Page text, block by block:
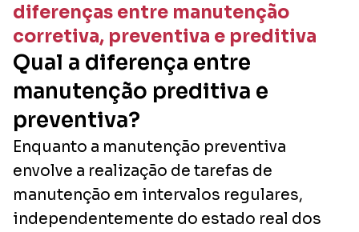
diferenças entre manutenção
corretiva, preventiva e preditiva
Qual a diferença entre
manutenção preditiva e
preventiva?
Enquanto a manutenção preventiva
envolve a realização de tarefas de
manutenção em intervalos regulares,
independentemente do estado real dos